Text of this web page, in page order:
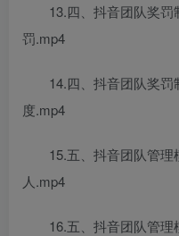
13.四、抖音团队奖
罚.mp4
14.四、抖音团队奖
度.mp4
15.五、抖音团队管
人.mp4
16.五、抖音团队管